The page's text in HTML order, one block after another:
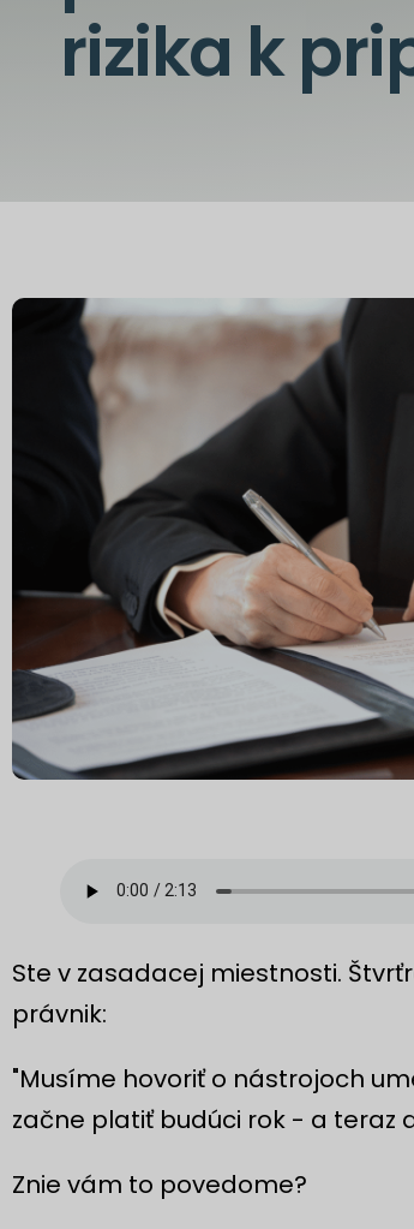
rizika k
Ste v zasadacej miestnosti.
právnik:
"Musíme hovoriť o nástrojoch
začne platiť budúci rok - a teraz
Znie vám to povedome?